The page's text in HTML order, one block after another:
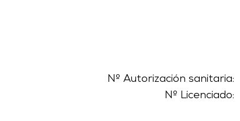
Nº Autorización sanitaria:
Nº Licenciado: